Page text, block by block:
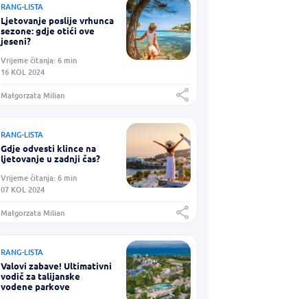
RANG-LISTA
Ljetovanje poslije vrhunca
sezone: gdje otići ove
jeseni?
Vrijeme čitanja: 6 min
16 KOL 2024
Małgorzata Milian
RANG-LISTA
Gdje odvesti klince na
ljetovanje u zadnji čas?
Vrijeme čitanja: 6 min
07 KOL 2024
Małgorzata Milian
RANG-LISTA
Valovi zabave! Ultimativni
vodič za talijanske
vodene parkove